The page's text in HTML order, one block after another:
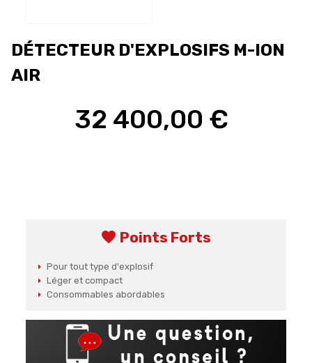
DÉTECTEUR D'EXPLOSIFS M-ION
AIR
32 400,00 €
favorite Points Forts
Pour tout type d'explosif
Léger et compact
Consommables abordables